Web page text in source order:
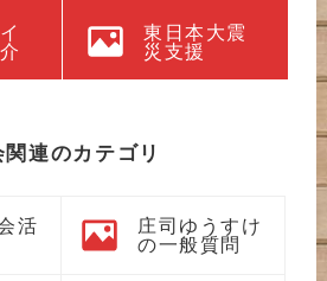
東日本大震
災支援
関連のカテゴリ
活
庄司ゆうすけ
の一般質問